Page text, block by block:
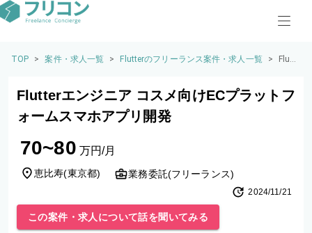
TOP > 案件・求人一覧 > Flutterのフリーランス案件・求人一覧 >
Flutt
ニア
スマ
Flutterエンジニア コスメ向けECプラットフ
ォームスマホアプリ開発
70~80 万円/月
恵比寿(東京都) 業務委託(フリーランス)
2024/11/21
この案件・求人について話を聞いてみる